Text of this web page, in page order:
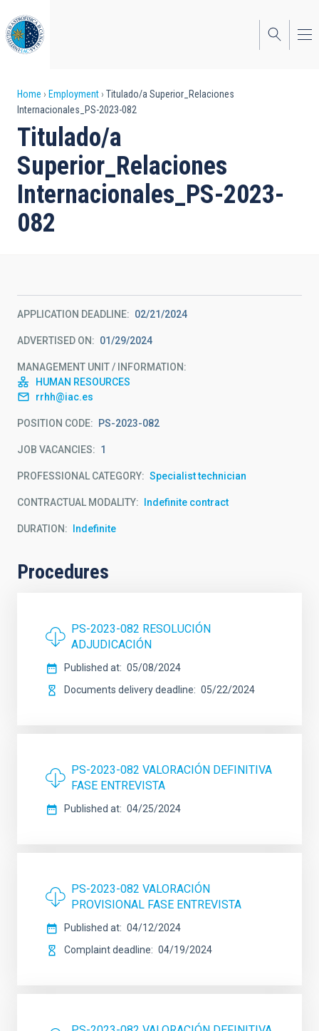
to
main
content
Breadcrumb
Home Employment
Titulado/a Superior_Relaciones
Internacionales_PS-2023-082
Titulado/a
Superior_Relaciones
Internacionales_PS-2023-
082
APPLICATION DEADLINE 02/21/2024
ADVERTISED ON 01/29/2024
MANAGEMENT UNIT / INFORMATION
HUMAN RESOURCES
rrhh@iac.es
POSITION CODE PS-2023-082
JOB VACANCIES 1
PROFESSIONAL CATEGORY Specialist technician
CONTRACTUAL MODALITY Indefinite contract
DURATION Indefinite
Procedures
PS-2023-082 RESOLUCIÓN
ADJUDICACIÓN
Published at
05/08/2024
Documents delivery deadline
05/22/2024
PS-2023-082 VALORACIÓN DEFINITIVA
FASE ENTREVISTA
Published at 04/25/2024
PS-2023-082 VALORACIÓN
PROVISIONAL FASE ENTREVISTA
Published at
04/12/2024
Complaint deadline
04/19/2024